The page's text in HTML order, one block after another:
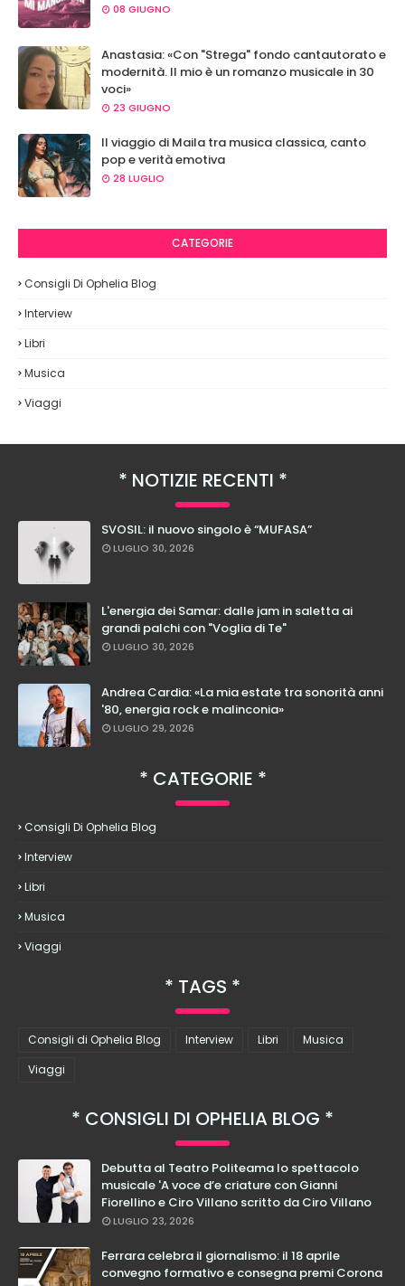
08 GIUGNO
Anastasia: «Con "Strega" fondo cantautorato e
modernità. Il mio è un romanzo musicale in 30
voci»
23 GIUGNO
Il viaggio di Maila tra musica classica, canto
pop e verità emotiva
28 LUGLIO
CATEGORIE
Consigli Di Ophelia Blog
Interview
Libri
Musica
Viaggi
NOTIZIE RECENTI
SVOSIL: il nuovo singolo è “MUFASA”
LUGLIO 30, 2026
L'energia dei Samar: dalle jam in saletta ai
grandi palchi con "Voglia di Te"
LUGLIO 30, 2026
Andrea Cardia: «La mia estate tra sonorità anni
'80, energia rock e malinconia»
LUGLIO 29, 2026
CATEGORIE
Consigli Di Ophelia Blog
Interview
Libri
Musica
Viaggi
TAGS
Consigli di Ophelia Blog Interview Libri
Musica
Viaggi
CONSIGLI DI OPHELIA BLOG
Debutta al Teatro Politeama lo spettacolo
musicale 'A voce d’e criature con Gianni
Fiorellino e Ciro Villano scritto da Ciro Villano
LUGLIO 23, 2026
Ferrara celebra il giornalismo: il 18 aprile
convegno formativo e consegna premi Corona